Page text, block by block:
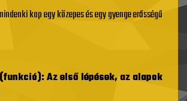
kap egy közepes és egy gyenge erősségű
Az elsőlépések, az alapok